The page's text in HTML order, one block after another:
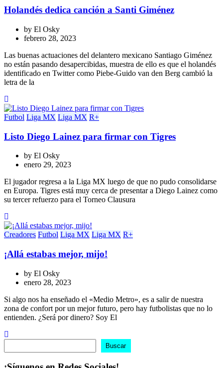
Holandés dedica canción a Santi Giménez
by El Osky
febrero 28, 2023
Las buenas actuaciones del delantero mexicano Santiago Giménez
no están pasando desapercibidas, muestra de ello es que el holandés
identificado en Twitter como Piebe-Guido van den Berg cambió la
letra de la
Futbol Liga MX Liga MX R+
Listo Diego Lainez para firmar con Tigres
by El Osky
enero 29, 2023
El jugador regresa a la Liga MX luego de que no pudo consolidarse
en Europa. Tigres está muy cerca de presentar a Diego Lainez como
su tercer refuerzo para el Torneo Clausura
Creadores Futbol Liga MX Liga MX R+
¡Allá estabas mejor, mijo!
by El Osky
enero 28, 2023
Si algo nos ha enseñado el «Medio Metro», es a salir de nuestra
zona de confort por un mejor futuro, pero hay futbolistas que no lo
entienden. ¿Será por dinero? Soy El
Buscar